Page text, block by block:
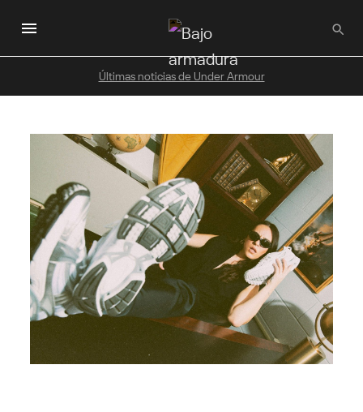
al
principal
Últimas noticias de Under Armour